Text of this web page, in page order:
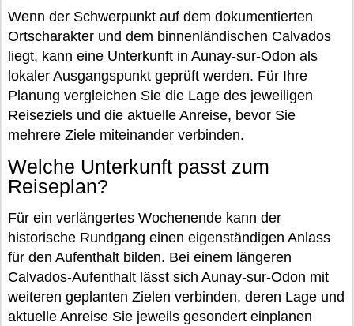
Wenn der Schwerpunkt auf dem dokumentierten
Ortscharakter und dem binnenländischen Calvados
liegt, kann eine Unterkunft in Aunay-sur-Odon als
lokaler Ausgangspunkt geprüft werden. Für Ihre
Planung vergleichen Sie die Lage des jeweiligen
Reiseziels und die aktuelle Anreise, bevor Sie
mehrere Ziele miteinander verbinden.
Welche Unterkunft passt zum
Reiseplan?
Für ein verlängertes Wochenende kann der
historische Rundgang einen eigenständigen Anlass
für den Aufenthalt bilden. Bei einem längeren
Calvados-Aufenthalt lässt sich Aunay-sur-Odon mit
weiteren geplanten Zielen verbinden, deren Lage und
aktuelle Anreise Sie jeweils gesondert einplanen